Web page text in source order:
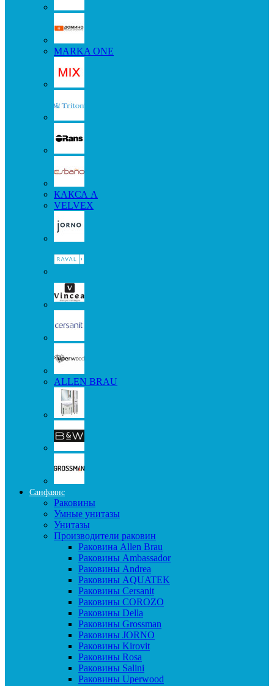
MARKA ONE
КАКСА А
VELVEX
ALLEN BRAU
Санфаянс
Раковины
Умные унитазы
Унитазы
Производители раковин
Раковина Allen Brau
Раковины Ambassador
Раковины Andrea
Раковины AQUATEK
Раковины Cersanit
Раковины COROZO
Раковины Della
Раковины Grossman
Раковины JORNO
Раковины Kirovit
Раковины Rosa
Раковины Salini
Раковины Uperwood